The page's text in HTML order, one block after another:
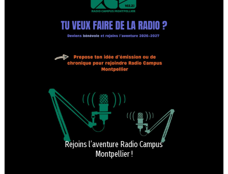
Rejoins l’aventure Radio Campus
Montpellier !